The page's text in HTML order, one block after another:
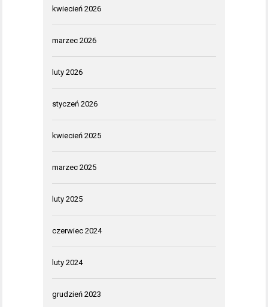
kwiecień 2026
marzec 2026
luty 2026
styczeń 2026
kwiecień 2025
marzec 2025
luty 2025
czerwiec 2024
luty 2024
grudzień 2023